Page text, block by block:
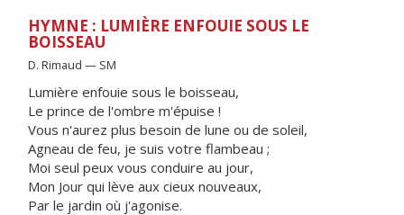
HYMNE : LUMIÈRE ENFOUIE SOUS LE
BOISSEAU
D. Rimaud — SM
Lumière enfouie sous le boisseau,
Le prince de l'ombre m'épuise !
Vous n'aurez plus besoin de lune ou de soleil,
Agneau de feu, je suis votre flambeau ;
Moi seul peux vous conduire au jour,
Mon Jour qui lève aux cieux nouveaux,
Par le jardin où j'agonise.